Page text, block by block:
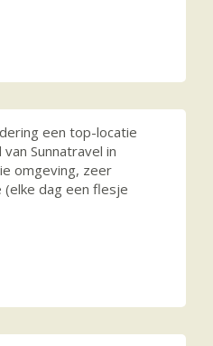
een top-locatie
Sunnatravel in
omgeving, zeer
(elke dag een flesje